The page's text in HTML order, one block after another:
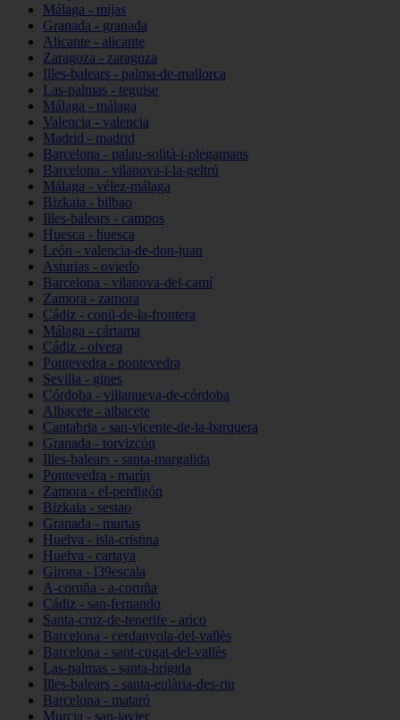
Málaga - mijas
Granada - granada
Alicante - alicante
Zaragoza - zaragoza
Illes-balears - palma-de-mallorca
Las-palmas - teguise
Málaga - málaga
Valencia - valencia
Madrid - madrid
Barcelona - palau-solità-i-plegamans
Barcelona - vilanova-i-la-geltrú
Málaga - vélez-málaga
Bizkaia - bilbao
Illes-balears - campos
Huesca - huesca
León - valencia-de-don-juan
Asturias - oviedo
Barcelona - vilanova-del-camí
Zamora - zamora
Cádiz - conil-de-la-frontera
Málaga - cártama
Cádiz - olvera
Pontevedra - pontevedra
Sevilla - gines
Córdoba - villanueva-de-córdoba
Albacete - albacete
Cantabria - san-vicente-de-la-barquera
Granada - torvizcón
Illes-balears - santa-margalida
Pontevedra - marín
Zamora - el-perdigón
Bizkaia - sestao
Granada - murtas
Huelva - isla-cristina
Huelva - cartaya
Girona - l39escala
A-coruña - a-coruña
Cádiz - san-fernando
Santa-cruz-de-tenerife - arico
Barcelona - cerdanyola-del-vallès
Barcelona - sant-cugat-del-vallès
Las-palmas - santa-brígida
Illes-balears - santa-eulària-des-riu
Barcelona - mataró
Murcia - san-javier